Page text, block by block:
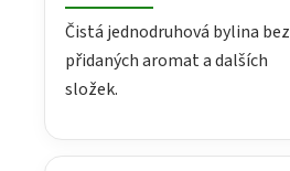
Čistá jednodruhová bylina bez
přidaných aromat a dalších
složek.